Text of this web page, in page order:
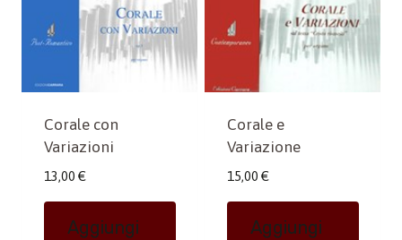
Corale con
Variazioni
13,00 €
Aggiungi
Corale e
Variazione
15,00 €
Aggiungi